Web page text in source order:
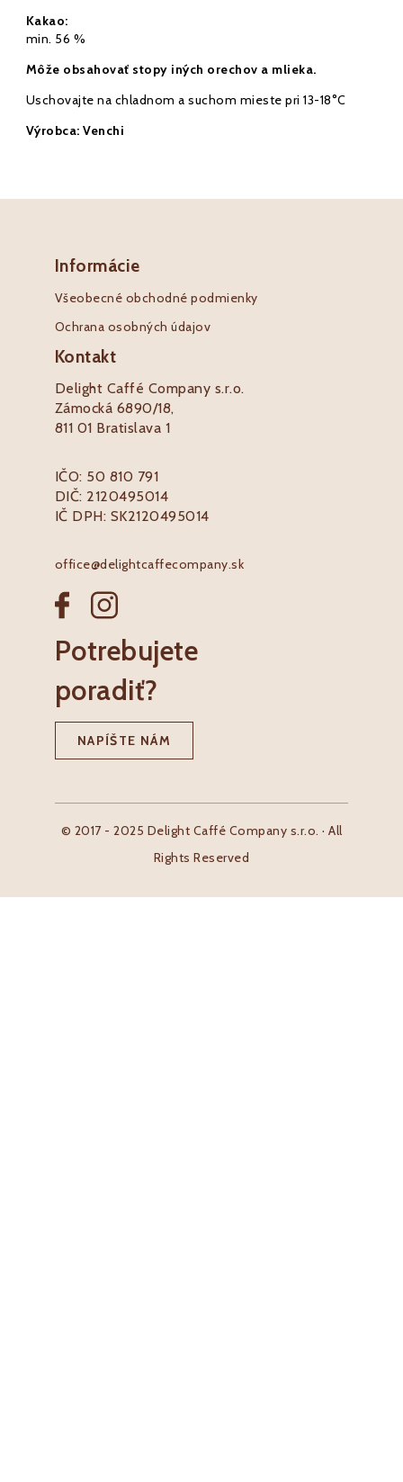
Kakao:
min. 56 %
Môže obsahovať stopy iných orechov a mlieka.
Uschovajte na chladnom a suchom mieste pri 13-18°C
Výrobca: Venchi
Informácie
Všeobecné obchodné podmienky
Ochrana osobných údajov
Kontakt
Delight Caffé Company s.r.o.
Zámocká 6890/18,
811 01 Bratislava 1
IČO: 50 810 791
DIČ: 2120495014
IČ DPH: SK2120495014
office@delightcaffecompany.sk
Potrebujete
poradiť?
NAPÍŠTE NÁM
© 2017 - 2025 Delight Caffé Company s.r.o. · All
Rights Reserved